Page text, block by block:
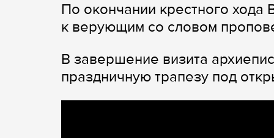
По окончании крестного
к верующим со словом
В завершение визита
праздничную трапезу под